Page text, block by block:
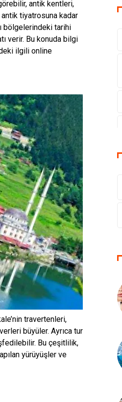
antik kentleri,
tiyatrosuna kadar
bölgelerindeki tarihi
verir. Bu konuda bilgi
ilgili online
travertenleri,
büyüler. Ayrıca tur
Bu çeşitlilik,
yürüyüşler ve